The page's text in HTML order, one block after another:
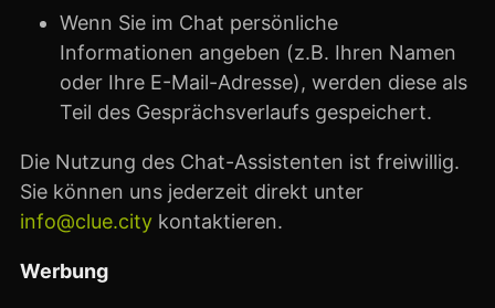
Wenn Sie im Chat persönliche
Informationen angeben (z.B. Ihren Namen
oder Ihre E-Mail-Adresse), werden diese als
Teil des Gesprächsverlaufs gespeichert.
Die Nutzung des Chat-Assistenten ist freiwillig.
Sie können uns jederzeit direkt unter
info@clue.city kontaktieren.
Werbung